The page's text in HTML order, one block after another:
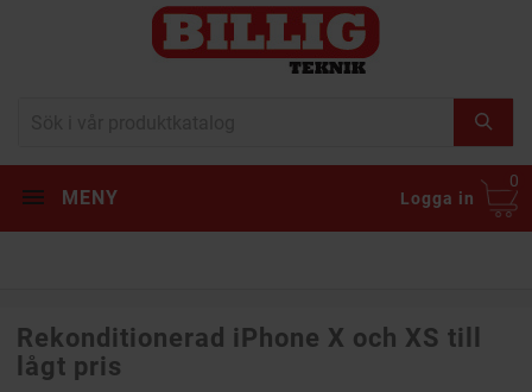
MENY Logga in
0
Rekonditionerad iPhone X och XS till
lågt pris